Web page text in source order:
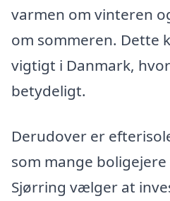
varmen om vinteren
om sommeren. Dette
vigtigt i Danmark,
betydeligt.
Derudover er
som mange
Sjørring vælger at